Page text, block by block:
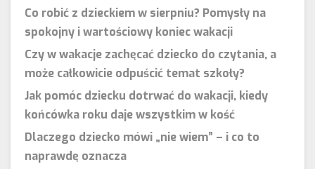
Co robić z dzieckiem w sierpniu? Pomysły na
spokojny i wartościowy koniec wakacji
Czy w wakacje zachęcać dziecko do czytania, a
może całkowicie odpuścić temat szkoły?
Jak pomóc dziecku dotrwać do wakacji, kiedy
końcówka roku daje wszystkim w kość
Dlaczego dziecko mówi „nie wiem” – i co to
naprawdę oznacza